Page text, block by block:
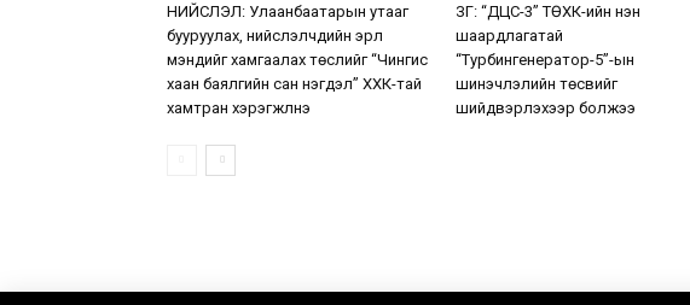
НИЙСЛЭЛ: Улаанбаатарын утааг
бууруулах, нийслэлчүүдийн эрүүл
мэндийг хамгаалах төслийг “Чингис
хаан баялгийн сан нэгдэл” ХХК-тай
хамтран хэрэгжүүлнэ
ЗГ: “ДЦС-3” ТӨХК-ийн нэн
шаардлагатай
“Турбингенератор-5”-ын
шинэчлэлийн төсвийг
шийдвэрлэхээр болжээ